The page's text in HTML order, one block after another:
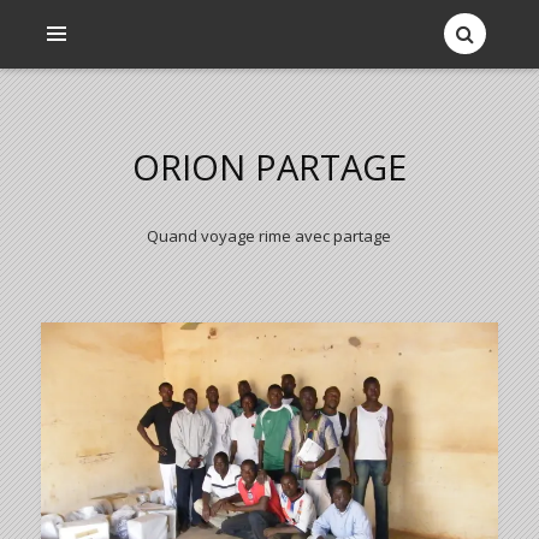
ORION PARTAGE
Quand voyage rime avec partage